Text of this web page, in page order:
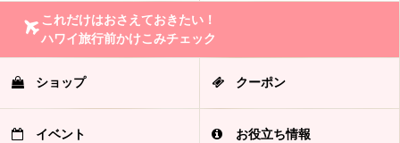
これだけはおさえておきたい！
ハワイ旅行前かけこみチェック
ショップ クーポン
イベント お役立ち情報